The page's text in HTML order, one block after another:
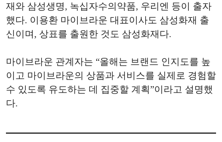
재와 삼성생명, 녹십자수의약품, 우리엔 등이 출자
했다. 이용환 마이브라운 대표이사도 삼성화재 출
신이며, 상표를 출원한 것도 삼성화재다.
마이브라운 관계자는 “올해는 브랜드 인지도를 높
이고 마이브라운의 상품과 서비스를 실제로 경험할
수 있도록 유도하는 데 집중할 계획”이라고 설명했
다.